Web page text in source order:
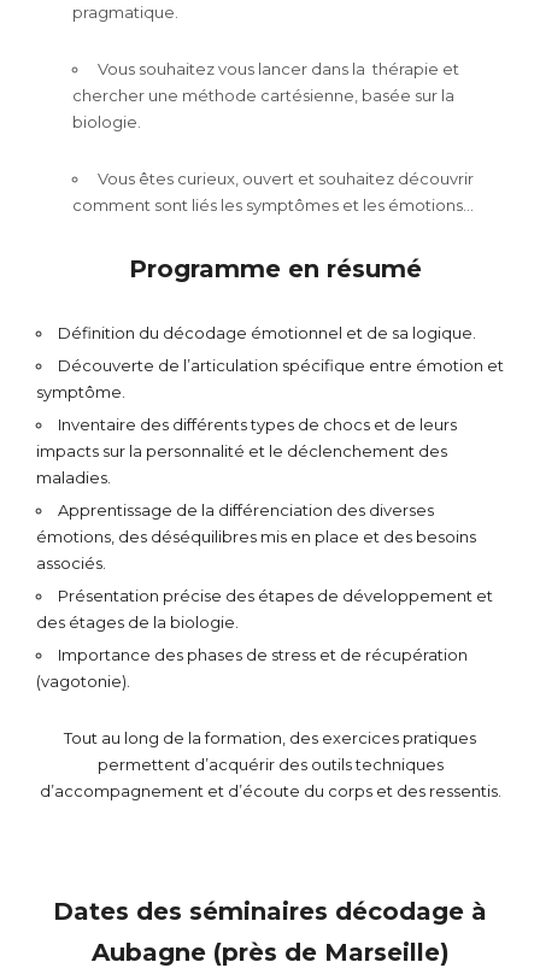
pragmatique.
Vous souhaitez vous lancer dans la thérapie et
chercher une méthode cartésienne, basée sur la
biologie.
Vous êtes curieux, ouvert et souhaitez découvrir
comment sont liés les symptômes et les émotions…
Programme en résumé
Définition du décodage émotionnel et de sa logique.
Découverte de l’articulation spécifique entre émotion et
symptôme.
Inventaire des différents types de chocs et de leurs
impacts sur la personnalité et le déclenchement des
maladies.
Apprentissage de la différenciation des diverses
émotions, des déséquilibres mis en place et des besoins
associés.
Présentation précise des étapes de développement et
des étages de la biologie.
Importance des phases de stress et de récupération
(vagotonie).
Tout au long de la formation, des exercices pratiques
permettent d’acquérir des outils techniques
d’accompagnement et d’écoute du corps et des ressentis.
Dates des séminaires décodage à
Aubagne (près de Marseille)